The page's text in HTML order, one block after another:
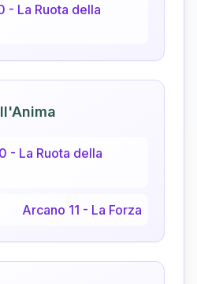
- La Ruota della
- La Ruota della
Arcano 11 - La Forza